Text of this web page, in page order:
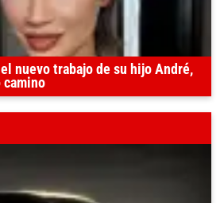
nuevo trabajo de su hijo André,
camino